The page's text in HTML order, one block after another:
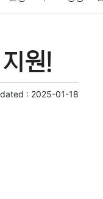
교통 생활
원!
: 2025-01-18